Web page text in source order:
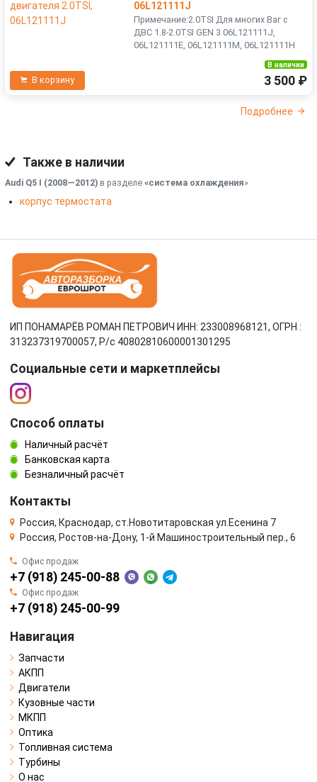
06L121111J
Примечание:2.0TSI Для многих Ваг с
ДВС 1.8-2.0TSI GEN 3 06L121111J,
06L121111E, 06L121111M, 06L121111H
В корзину
В наличии
3 500 ₽
Подробнее
Также в наличии
Audi Q5 I (2008—2012) в разделе «система охлаждения»
корпус термостата
ИП ПОНАМАРЁВ РОМАН ПЕТРОВИЧ ИНН: 233008968121, ОГРН :
313237319700057, Р/c 40802810600001301295
Социальные сети и маркетплейсы
Способ оплаты
Наличный расчёт
Банковская карта
Безналичный расчёт
Контакты
Россия, Краснодар, ст.Новотитаровская ул.Есенина 7
Россия, Ростов-на-Дону, 1-й Машиностроительный пер., 6
Офис продаж
+7 (918) 245-00-88
Офис продаж
+7 (918) 245-00-99
Навигация
Запчасти
АКПП
Двигатели
Кузовные части
МКПП
Оптика
Топливная система
Турбины
О нас